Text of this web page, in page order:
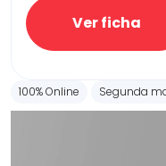
Ver ficha
100% Online Segunda